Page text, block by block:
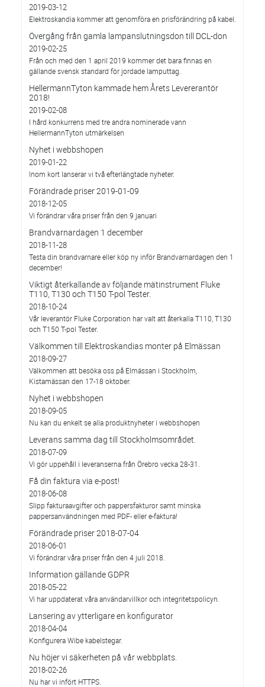
2019-03-12
Elektroskandia kommer att genomföra en prisförändring på kabel.
Övergång från gamla lampanslutningsdon till DCL-don
2019-02-25
Från och med den 1 april 2019 kommer det bara finnas en
gällande svensk standard för jordade lamputtag.
HellermannTyton kammade hem Årets Levererantör
2018!
2019-02-08
I hård konkurrens med tre andra nominerade vann
HellermannTyton utmärkelsen
Nyhet i webbshopen
2019-01-22
Inom kort lanserar vi två efterlängtade nyheter.
Förändrade priser 2019-01-09
2018-12-05
Vi förändrar våra priser från den 9 januari
Brandvarnardagen 1 december
2018-11-28
Testa din brandvarnare eller köp ny inför Brandvarnardagen den 1
december!
Viktigt återkallande av följande mätinstrument Fluke
T110, T130 och T150 T-pol Tester.
2018-10-24
Vår leverantör Fluke Corporation har valt att återkalla T110, T130
och T150 T-pol Tester.
Välkommen till Elektroskandias monter på Elmässan
2018-09-27
Välkommen att besöka oss på Elmässan i Stockholm,
Kistamässan den 17-18 oktober.
Nyhet i webbshopen
2018-09-05
Nu kan du enkelt se alla produktnyheter i webbshopen
Leverans samma dag till Stockholmsområdet.
2018-07-09
Vi gör uppehåll i leveranserna från Örebro vecka 28-31.
Få din faktura via e-post!
2018-06-08
Slipp fakturaavgifter och pappersfakturor samt minska
pappersanvändningen med PDF- eller e-faktura!
Förändrade priser 2018-07-04
2018-06-01
Vi förändrar våra priser från den 4 juli 2018.
Information gällande GDPR
2018-05-22
Vi har uppdaterat våra användarvillkor och integritetspolicyn.
Lansering av ytterligare en konfigurator
2018-04-04
Konfigurera Wibe kabelstegar.
Nu höjer vi säkerheten på vår webbplats.
2018-02-26
Nu har vi infört HTTPS.